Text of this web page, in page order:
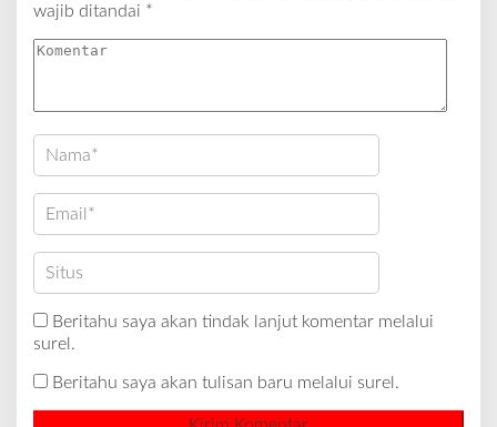
wajib ditandai *
Beritahu saya akan tindak lanjut komentar melalui
surel.
Beritahu saya akan tulisan baru melalui surel.